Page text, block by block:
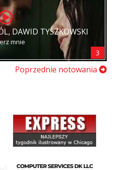
DAWID TYSZKOWSKI
mnie
3
Poprzednie notowania